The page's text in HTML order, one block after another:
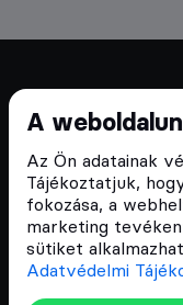
A
Az Ön adatainak
Tájékoztatjuk,
fokozása, a
marketing
sütiket
Adatvédelmi
Szívünkön
népszerűsítését
Cryptofalka célja,
és vállalatok